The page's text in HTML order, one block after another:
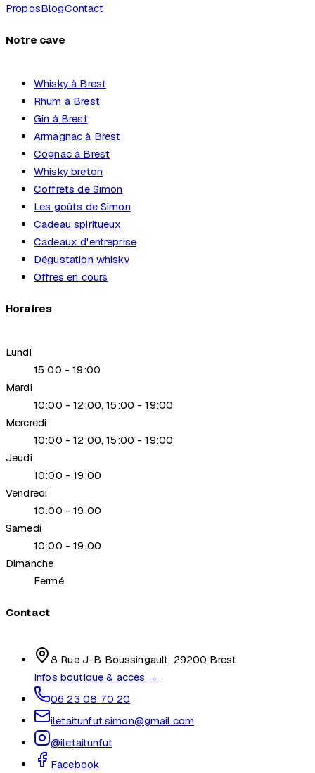
ProposBlogContact
Notre cave
Whisky à Brest
Rhum à Brest
Gin à Brest
Armagnac à Brest
Cognac à Brest
Whisky breton
Coffrets de Simon
Les goûts de Simon
Cadeau spiritueux
Cadeaux d'entreprise
Dégustation whisky
Offres en cours
Horaires
Lundi
15:00 - 19:00
Mardi
10:00 - 12:00, 15:00 - 19:00
Mercredi
10:00 - 12:00, 15:00 - 19:00
Jeudi
10:00 - 19:00
Vendredi
10:00 - 19:00
Samedi
10:00 - 19:00
Dimanche
Fermé
Contact
8 Rue J-B Boussingault, 29200 Brest
Infos boutique & accès →
06 23 08 70 20
iletaitunfut.simon@gmail.com
@iletaitunfut
Facebook